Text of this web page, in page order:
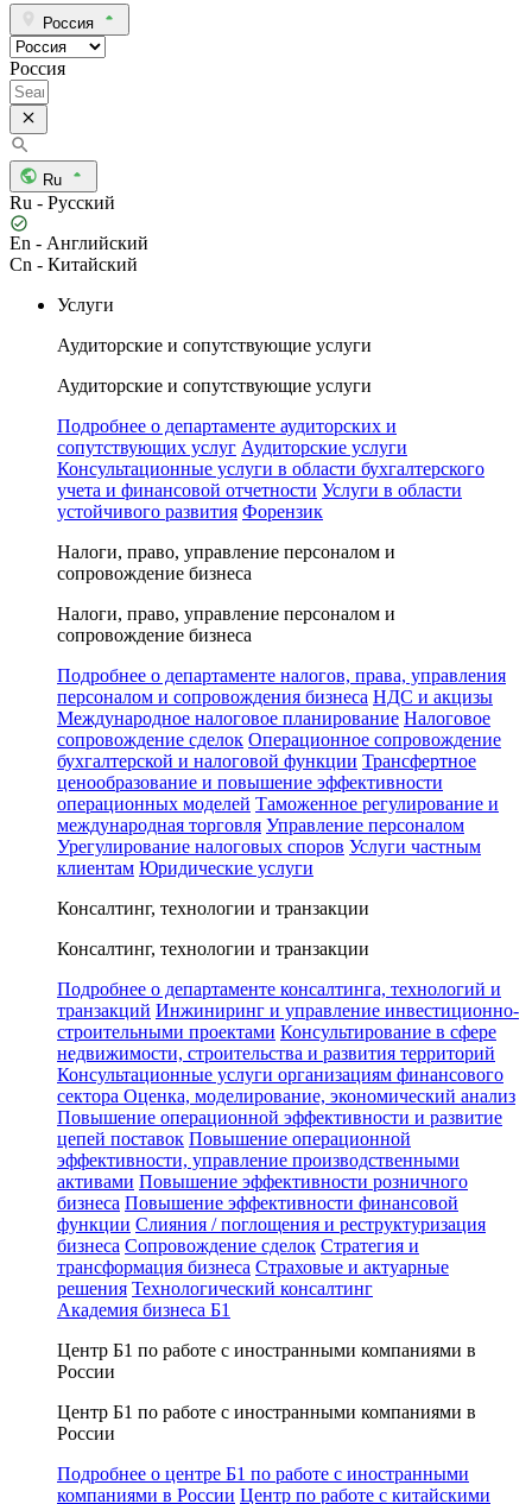
Россия
Россия
Ru
Ru - Русский
En - Английский
Cn - Китайский
Услуги
Аудиторские и сопутствующие услуги
Аудиторские и сопутствующие услуги
Подробнее о департаменте аудиторских и
сопутствующих услуг Аудиторские услуги
Консультационные услуги в области бухгалтерского
учета и финансовой отчетности Услуги в области
устойчивого развития Форензик
Налоги, право, управление персоналом и
сопровождение бизнеса
Налоги, право, управление персоналом и
сопровождение бизнеса
Подробнее о департаменте налогов, права, управления
персоналом и сопровождения бизнеса НДС и акцизы
Международное налоговое планирование Налоговое
сопровождение сделок Операционное сопровождение
бухгалтерской и налоговой функции Трансфертное
ценообразование и повышение эффективности
операционных моделей Таможенное регулирование и
международная торговля Управление персоналом
Урегулирование налоговых споров Услуги частным
клиентам Юридические услуги
Консалтинг, технологии и транзакции
Консалтинг, технологии и транзакции
Подробнее о департаменте консалтинга, технологий и
транзакций Инжиниринг и управление инвестиционно-
строительными проектами Консультирование в сфере
недвижимости, строительства и развития территорий
Консультационные услуги организациям финансового
сектора Оценка, моделирование, экономический анализ
Повышение операционной эффективности и развитие
цепей поставок Повышение операционной
эффективности, управление производственными
активами Повышение эффективности розничного
бизнеса Повышение эффективности финансовой
функции Слияния / поглощения и реструктуризация
бизнеса Сопровождение сделок Стратегия и
трансформация бизнеса Страховые и актуарные
решения Технологический консалтинг
Академия бизнеса Б1
Центр Б1 по работе с иностранными компаниями в
России
Центр Б1 по работе с иностранными компаниями в
России
Подробнее о центре Б1 по работе с иностранными
компаниями в России Центр по работе с китайскими